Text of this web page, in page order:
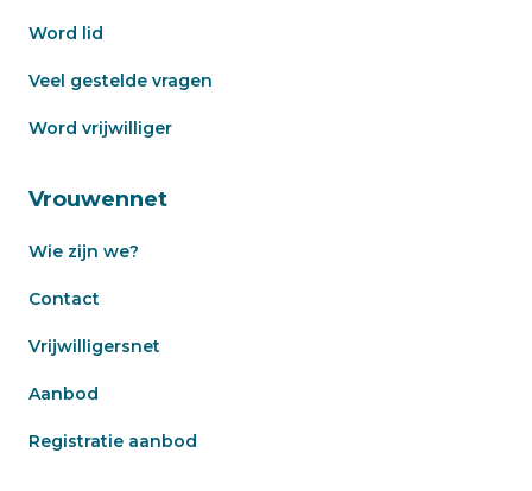
Word lid
Veel gestelde vragen
Word vrijwilliger
Vrouwennet
Wie zijn we?
Contact
Vrijwilligersnet
Aanbod
Registratie aanbod